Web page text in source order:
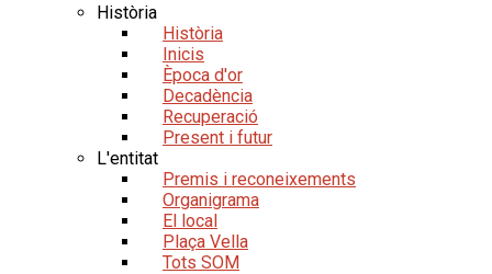
Història
Història
Inicis
Època d'or
Decadència
Recuperació
Present i futur
L'entitat
Premis i reconeixements
Organigrama
El local
Plaça Vella
Tots SOM